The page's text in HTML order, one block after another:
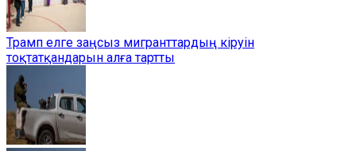
Трамп елге заңсыз мигранттардың кіруін
тоқтатқандарын алға тартты